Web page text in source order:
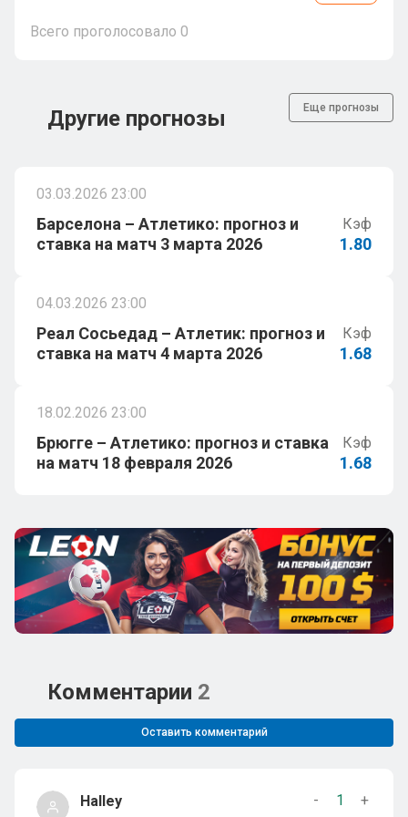
Всего проголосовало 0
Другие прогнозы Еще прогнозы
03.03.2026 23:00
Барселона – Атлетико: прогноз и
ставка на матч 3 марта 2026
Кэф
1.80
04.03.2026 23:00
Реал Сосьедад – Атлетик: прогноз и
ставка на матч 4 марта 2026
Кэф
1.68
18.02.2026 23:00
Брюгге – Атлетико: прогноз и ставка
на матч 18 февраля 2026
Кэф
1.68
Комментарии 2
Оставить комментарий
Halley - 1
+